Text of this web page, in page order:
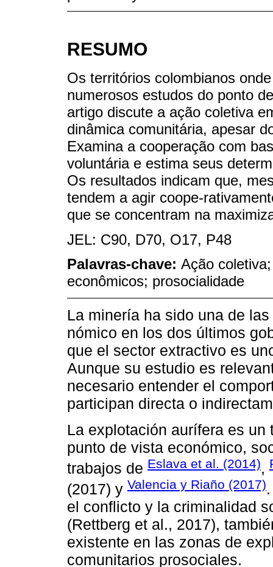
RESUMO
Os territórios colombianos
numerosos estudos do ponto
artigo discute a ação coletiva
dinâmica comunitária, apesar
Examina a cooperação com
voluntária e estima seus
Os resultados indicam que,
tendem a agir coope-
que se concentram na
JEL: C90, D70, O17, P48
Palavras-chave: Ação
econômicos; prosocialidade
La minería ha sido una de
nómico en los dos últimos
que el sector extractivo es
Aunque su estudio es
necesario entender el
participan directa o
La explotación aurífera es
punto de vista económico,
trabajos de Eslava et al. (2014),
(2017) y Valencia y Riaño (2017)
el conflicto y la criminalidad
(Rettberg et al., 2017),
existente en las zonas de
comunitarios prosociales.